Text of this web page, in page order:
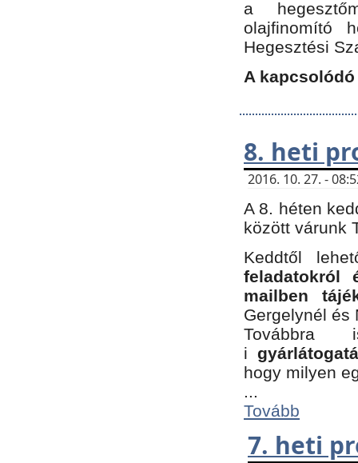
a
olajfinomító
Hegesztési
A
8. heti
2016. 10. 27. -
A 8. héten
között várunk
Keddtől
feladatokról
mailben
Gergelynél és
Továbbra
i
hogy milyen
...
Tovább
7. heti